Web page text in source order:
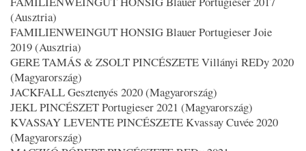
(Ausztria)
FAMILIENWEINGUT HONSIG Blauer Portugieser Joie
2019 (Ausztria)
GERE TAMÁS & ZSOLT PINCÉSZETE Villányi REDy 2020
(Magyarország)
JACKFALL Gesztenyés 2020 (Magyarország)
JEKL PINCÉSZET Portugieser 2021 (Magyarország)
KVASSAY LEVENTE PINCÉSZETE Kvassay Cuvée 2020
(Magyarország)